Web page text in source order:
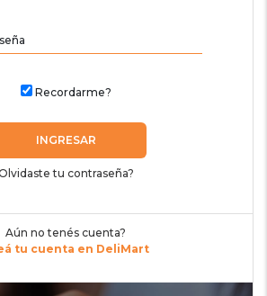
Recordarme?
INGRESAR
tu contraseña?
Aún no tenés cuenta?
tu cuenta en DeliMart